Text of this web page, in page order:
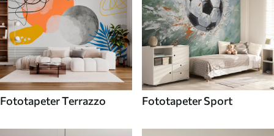
Fototapeter Terrazzo Fototapeter Sport